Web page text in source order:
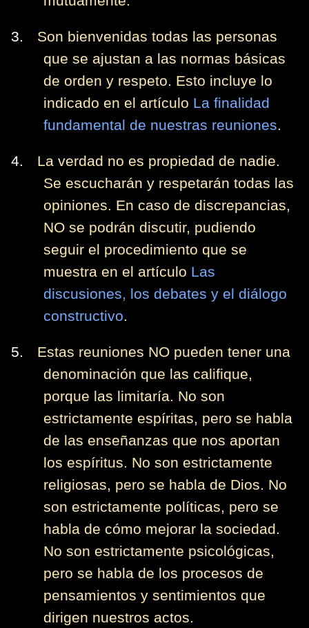
3.
Son bienvenidas todas las personas
que se ajustan a las normas básicas
de orden y respeto. Esto incluye lo
indicado en el artículo La finalidad
fundamental de nuestras reuniones.
4.
La verdad no es propiedad de nadie.
Se escucharán y respetarán todas las
opiniones. En caso de discrepancias,
NO se podrán discutir, pudiendo
seguir el procedimiento que se
muestra en el artículo Las
discusiones, los debates y el diálogo
constructivo.
5.
Estas reuniones NO pueden tener una
denominación que las califique,
porque las limitaría. No son
estrictamente espíritas, pero se habla
de las enseñanzas que nos aportan
los espíritus. No son estrictamente
religiosas, pero se habla de Dios. No
son estrictamente políticas, pero se
habla de cómo mejorar la sociedad.
No son estrictamente psicológicas,
pero se habla de los procesos de
pensamientos y sentimientos que
dirigen nuestros actos.